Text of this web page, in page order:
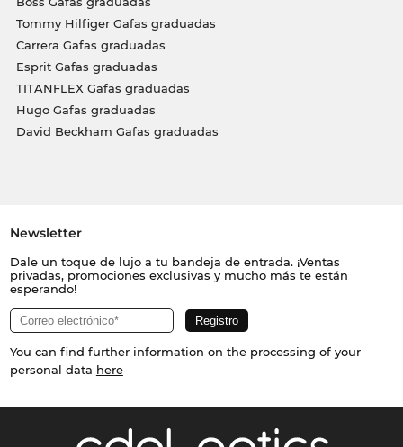
Tommy Hilfiger Gafas graduadas
Carrera Gafas graduadas
Esprit Gafas graduadas
TITANFLEX Gafas graduadas
Hugo Gafas graduadas
David Beckham Gafas graduadas
Newsletter
Dale un toque de lujo a tu bandeja de entrada. ¡Ventas
privadas, promociones exclusivas y mucho más te están
esperando!
You can find further information on the processing of your
personal data here